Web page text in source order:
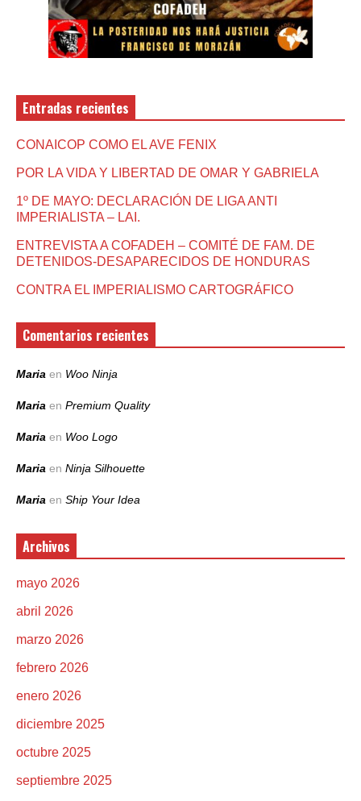
Entradas recientes
CONAICOP COMO EL AVE FENIX
POR LA VIDA Y LIBERTAD DE OMAR Y GABRIELA
1º DE MAYO: DECLARACIÓN DE LIGA ANTI
IMPERIALISTA – LAI.
ENTREVISTA A COFADEH – COMITÉ DE FAM. DE
DETENIDOS-DESAPARECIDOS DE HONDURAS
CONTRA EL IMPERIALISMO CARTOGRÁFICO
Comentarios recientes
Maria en Woo Ninja
Maria en Premium Quality
Maria en Woo Logo
Maria en Ninja Silhouette
Maria en Ship Your Idea
Archivos
mayo 2026
abril 2026
marzo 2026
febrero 2026
enero 2026
diciembre 2025
octubre 2025
septiembre 2025